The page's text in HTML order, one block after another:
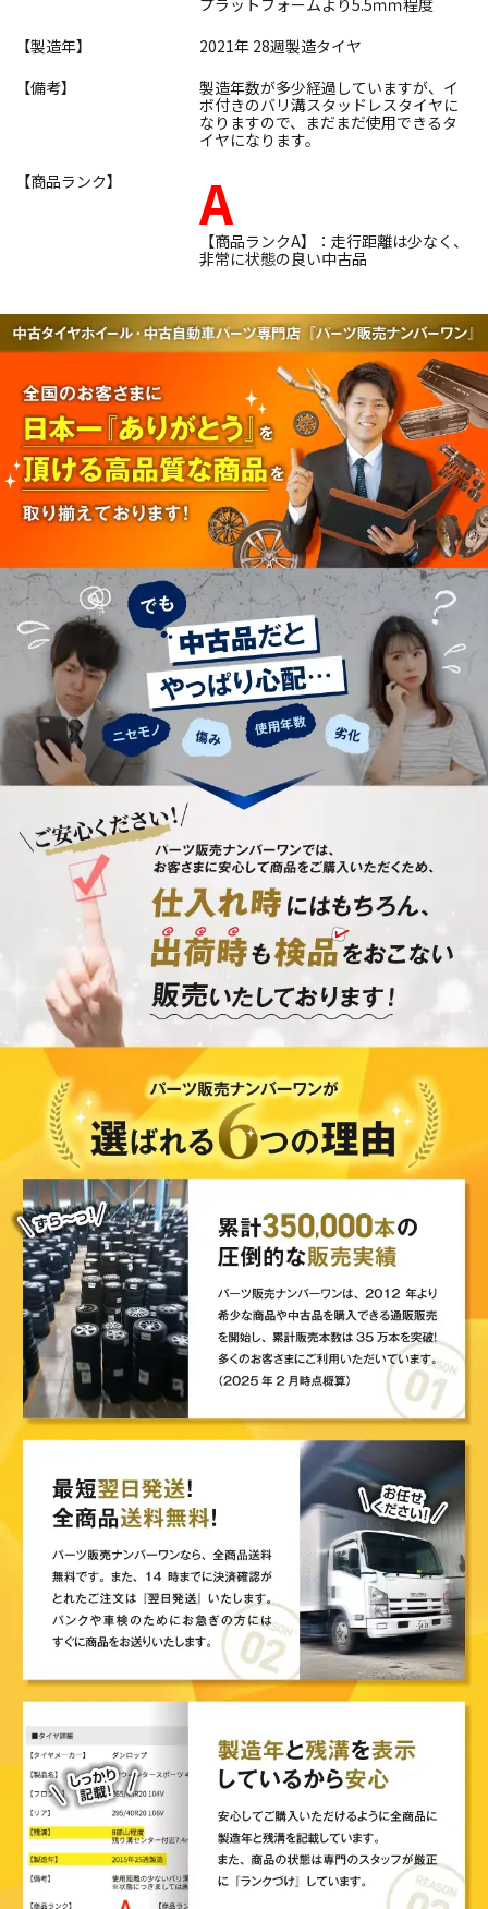
プラットフォームより5.5ｍｍ程度
【製造年】
2021年 28週製造タイヤ
【備考】
製造年数が多少経過していますが、イ
ボ付きのバリ溝スタッドレスタイヤに
なりますので、まだまだ使用できるタ
イヤになります。
【商品ランク】
A
【商品ランクA】：走行距離は少なく、
非常に状態の良い中古品